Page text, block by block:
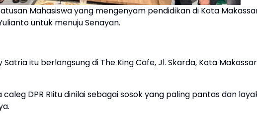
Mahasiswa yang mengenyam pendidikan di Kota
untuk menuju Senayan.
itu berlangsung di The King Cafe, Jl. Skarda, Kota
DPR RIitu dinilai sebagai sosok yang paling pantas dan